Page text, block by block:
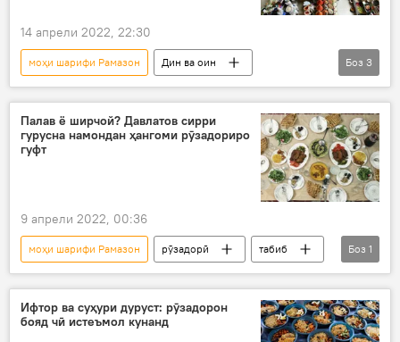
14 апрели 2022, 22:30
моҳи шарифи Рамазон
Дин ва оин
Дар Тоҷикистон
болоравии нарху наво
рӯзадорӣ
Боз 3
Палав ё ширчой? Давлатов сирри
гурусна намондан ҳангоми рӯзадориро
гуфт
9 апрели 2022, 00:36
моҳи шарифи Рамазон рӯзадорӣ
табиб
тавсияҳо
Боз 1
Ифтор ва суҳури дуруст: рӯзадорон
бояд чӣ истеъмол кунанд